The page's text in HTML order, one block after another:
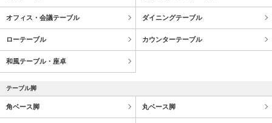
オフィス・会議テーブル ダイニングテーブル
ローテーブル カウンターテーブル
和風テーブル・座卓
テーブル脚
角ベース脚 丸ベース脚